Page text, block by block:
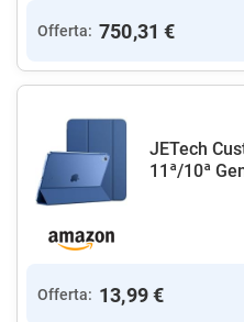
Offerta: 750,31 €
JETech
11ª/10ª
Offerta: 13,99 €